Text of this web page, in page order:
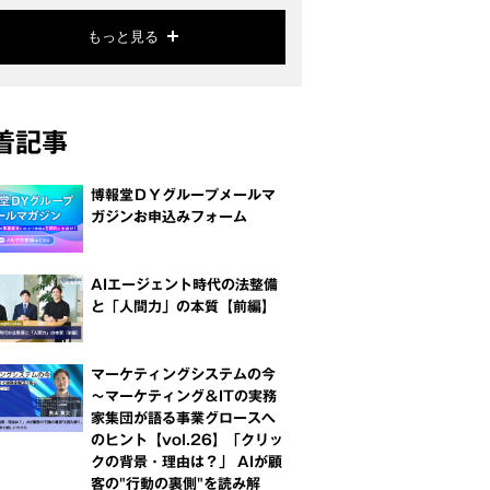
もっと見る
記事
博報堂ＤＹグループメールマ
ガジンお申込みフォーム
AIエージェント時代の法整備
と「人間力」の本質【前編】
マーケティングシステムの今
～マーケティング＆ITの実務
家集団が語る事業グロースへ
のヒント【vol.26】「クリッ
クの背景・理由は？」 AIが顧
客の"行動の裏側"を読み解